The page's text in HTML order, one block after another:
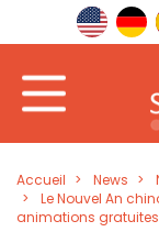
Accueil News
Le Nouvel An
animations gratuites